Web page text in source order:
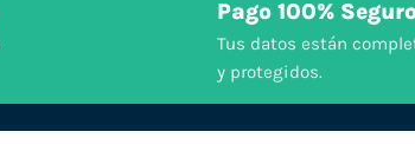
Pago 100%
Tus datos están
y protegidos.